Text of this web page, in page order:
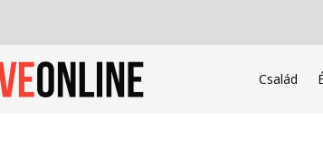
Család